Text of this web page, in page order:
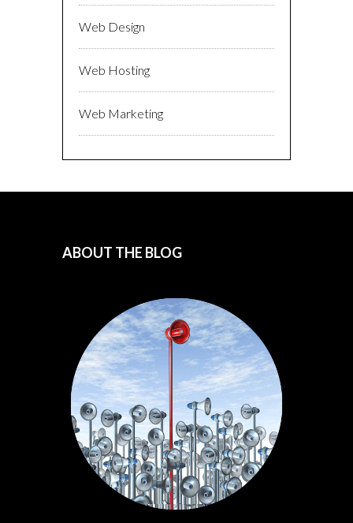
Web Design
Web Hosting
Web Marketing
ABOUT THE BLOG